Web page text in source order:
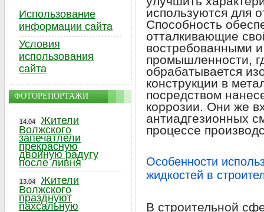
используются для
Способность
отталкивающие
востребованными
промышленности,
обрабатывается
конструкции в
посредством
коррозии. Они же
антиадгезионных
процессе
Особенности
жидкостей в
В строительной
Использование
информации сайта
Условия
использования
сайта
ФОТОРЕПОРТАЖИ
14.04
Жители
Волжского
запечатлели
прекрасную
двойную радугу
после ливня
13.04
Жители
Волжского
празднуют
пахсальную